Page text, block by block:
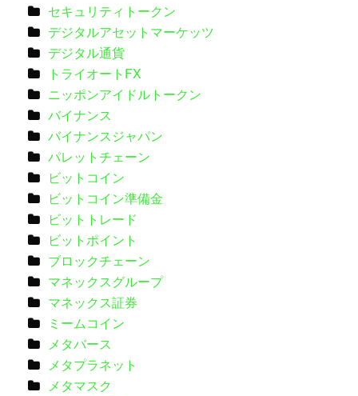
セキュリティトークン
デジタルアセットマーケッツ
デジタル通貨
トライオートFX
ニッポンアイドルトークン
バイナンス
バイナンスジャパン
パレットチェーン
ビットコイン
ビットコイン準備金
ビットトレード
ビットポイント
ブロックチェーン
マネックスグループ
マネックス証券
ミームコイン
メタバース
メタプラネット
メタマスク